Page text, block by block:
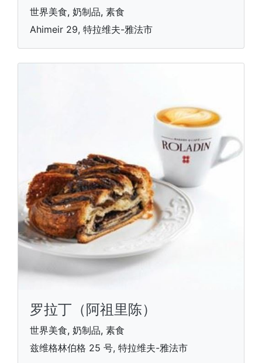
世界美食, 奶制品, 素食
Ahimeir 29, 特拉维夫-雅法市
罗拉丁（阿祖里陈）
世界美食, 奶制品, 素食
兹维格林伯格 25 号, 特拉维夫-雅法市